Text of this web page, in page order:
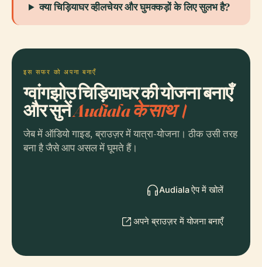
क्या चिड़ियाघर व्हीलचेयर और घुमक्कड़ों के लिए सुलभ है?
इस सफर को अपना बनाएँ
ग्वांगझोउ चिड़ियाघर की योजना बनाएँ
और सुनेंAudiala के साथ।
जेब में ऑडियो गाइड, ब्राउज़र में यात्रा-योजना। ठीक उसी तरह
बना है जैसे आप असल में घूमते हैं।
Audiala ऐप में खोलें
अपने ब्राउज़र में योजना बनाएँ